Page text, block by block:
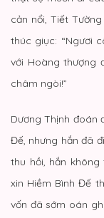
cản nổi, Tiết
thúc giục: “Ngươi
với Hoàng thượng
châm ngòi!”
Dương Thịnh đoán
Đế, nhưng hắn đã
thu hồi, hắn
xin Hiềm Bình Đế
vốn đã sớm oán